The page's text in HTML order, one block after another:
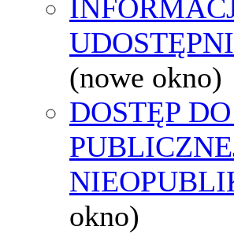
(nowe okno)
DOSTĘP
okno)